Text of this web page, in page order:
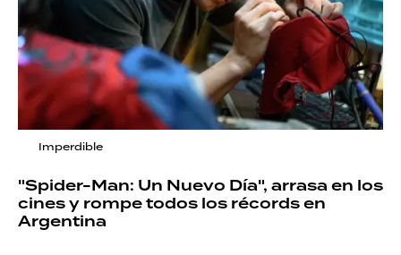
Imperdible
"Spider-Man: Un Nuevo Día", arrasa en los
cines y rompe todos los récords en
Argentina